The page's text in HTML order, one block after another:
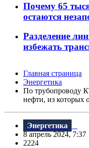
Почему 65
остаются
Разделение
избежать
Главная страница
Энергетика
По трубопроводу
нефти, из которых
Энергетика
8 апрель 2024, 7:37
2224